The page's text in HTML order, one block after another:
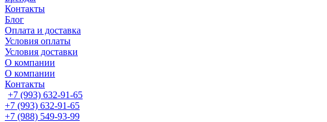
Контакты
Блог
Оплата и доставка
Условия оплаты
Условия доставки
О компании
О компании
Контакты
+7 (993) 632-91-65
+7 (993) 632-91-65
+7 (988) 549-93-99